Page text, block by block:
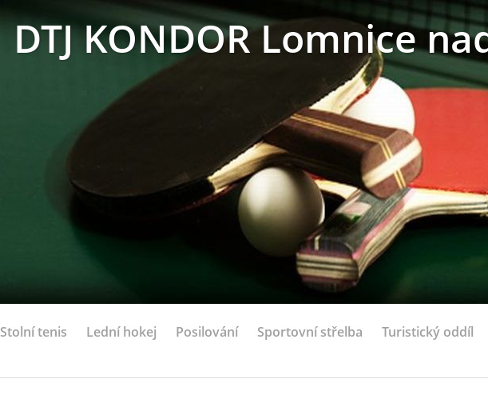
DTJ KONDOR Lomnice
Stolní tenis Lední hokej Posilování Sportovní střelba Turistický oddíl